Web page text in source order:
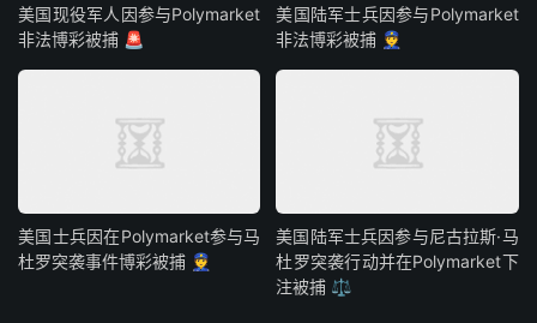
美国现役军人因参与Polymarket
非法博彩被捕 🚨
美国陆军士兵因参与Polymarket
非法博彩被捕 👮
美国士兵因在Polymarket参与马
杜罗突袭事件博彩被捕 👮
美国陆军士兵因参与尼古拉斯·马
杜罗突袭行动并在Polymarket下
注被捕 ⚖️